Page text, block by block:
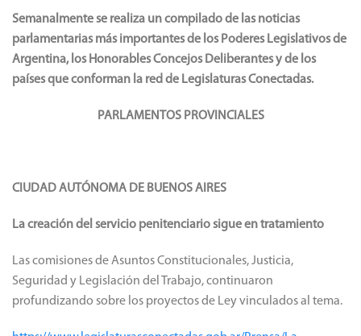
Semanalmente se realiza un compilado de las noticias
parlamentarias más importantes de los Poderes Legislativos de
Argentina, los Honorables Concejos Deliberantes y de los
países que conforman la red de Legislaturas Conectadas.
PARLAMENTOS PROVINCIALES
CIUDAD AUTÓNOMA DE BUENOS AIRES
La creación del servicio penitenciario sigue en tratamiento
Las comisiones de Asuntos Constitucionales, Justicia,
Seguridad y Legislación del Trabajo, continuaron
profundizando sobre los proyectos de Ley vinculados al tema.